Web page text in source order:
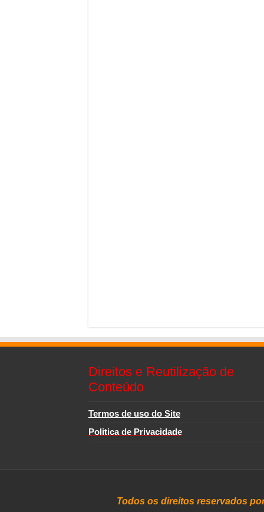
Direitos e Reutilização de
Conteúdo
Termos de uso do Site
Politica de Privacidade
Todos os direitos reservados